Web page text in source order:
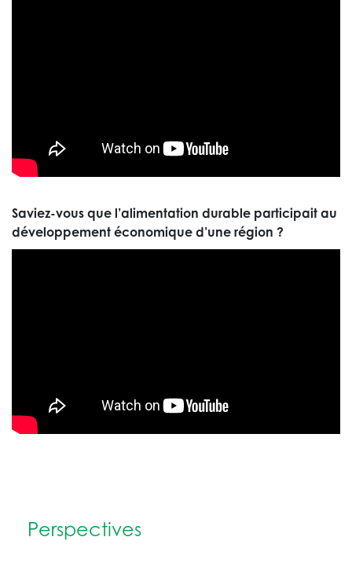
Saviez-vous que l’alimentation durable participait au
développement économique d’une région ?
Perspectives